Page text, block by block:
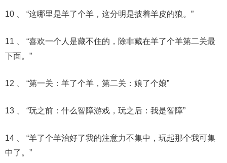
10 、 “这哪里是羊了个羊，这分明是披着羊皮的狼。”
11 、 “喜欢一个人是藏不住的，除非藏在羊了个羊第二关最
下面。”
12 、 “第一关：羊了个羊，第二关：娘了个娘”
13 、 “玩之前：什么智障游戏，玩之后：我是智障”
14 、 “羊了个羊治好了我的注意力不集中，玩起那个我可集
中了。”